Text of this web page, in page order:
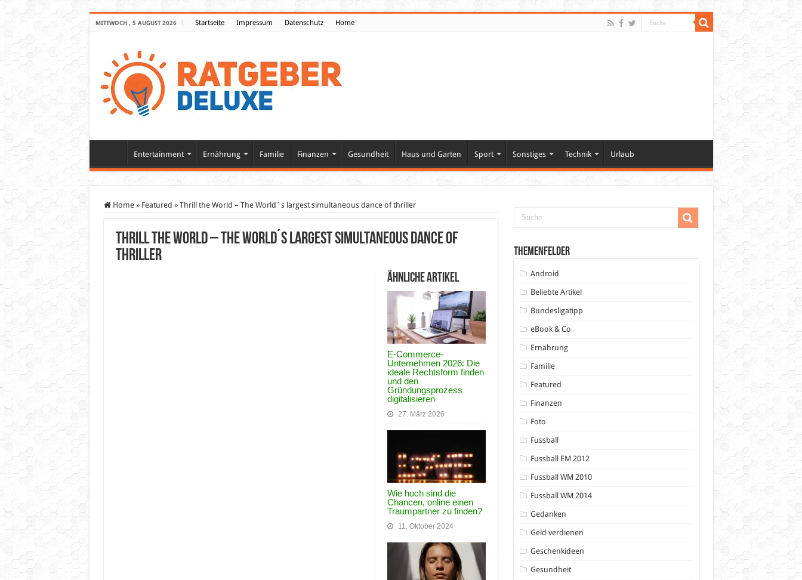
MITTWOCH , 5 AUGUST 2026 Startseite Impressum Datenschutz Home
Entertainment Ernährung Familie Finanzen Gesundheit Haus und Garten Sport Sonstiges Technik Urlaub
Home » Featured » Thrill the World – The World´s largest simultaneous dance of thriller
Thrill the World – The World´s largest simultaneous dance of
thriller
Ähnliche Artikel
E-Commerce-
Unternehmen 2026: Die
ideale Rechtsform finden
und den
Gründungsprozess
digitalisieren
27. März 2026
Wie hoch sind die
Chancen, online einen
Traumpartner zu finden?
11. Oktober 2024
Themenfelder
Android
Beliebte Artikel
Bundesligatipp
eBook & Co
Ernährung
Familie
Featured
Finanzen
Foto
Fussball
Fussball EM 2012
Fussball WM 2010
Fussball WM 2014
Gedanken
Geld verdienen
Geschenkideen
Gesundheit